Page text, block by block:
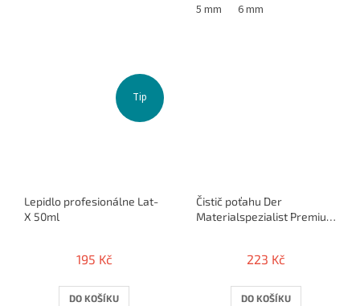
5 mm 6 mm
Tip
Lepidlo profesionálne Lat-
X 50ml
195 Kč
DO KOŠÍKU
Čistič poťahu Der
Materialspezialist Premium
223 Kč
DO KOŠÍKU